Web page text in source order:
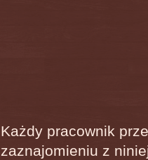
Każdy pracownik
zaznajomieniu z